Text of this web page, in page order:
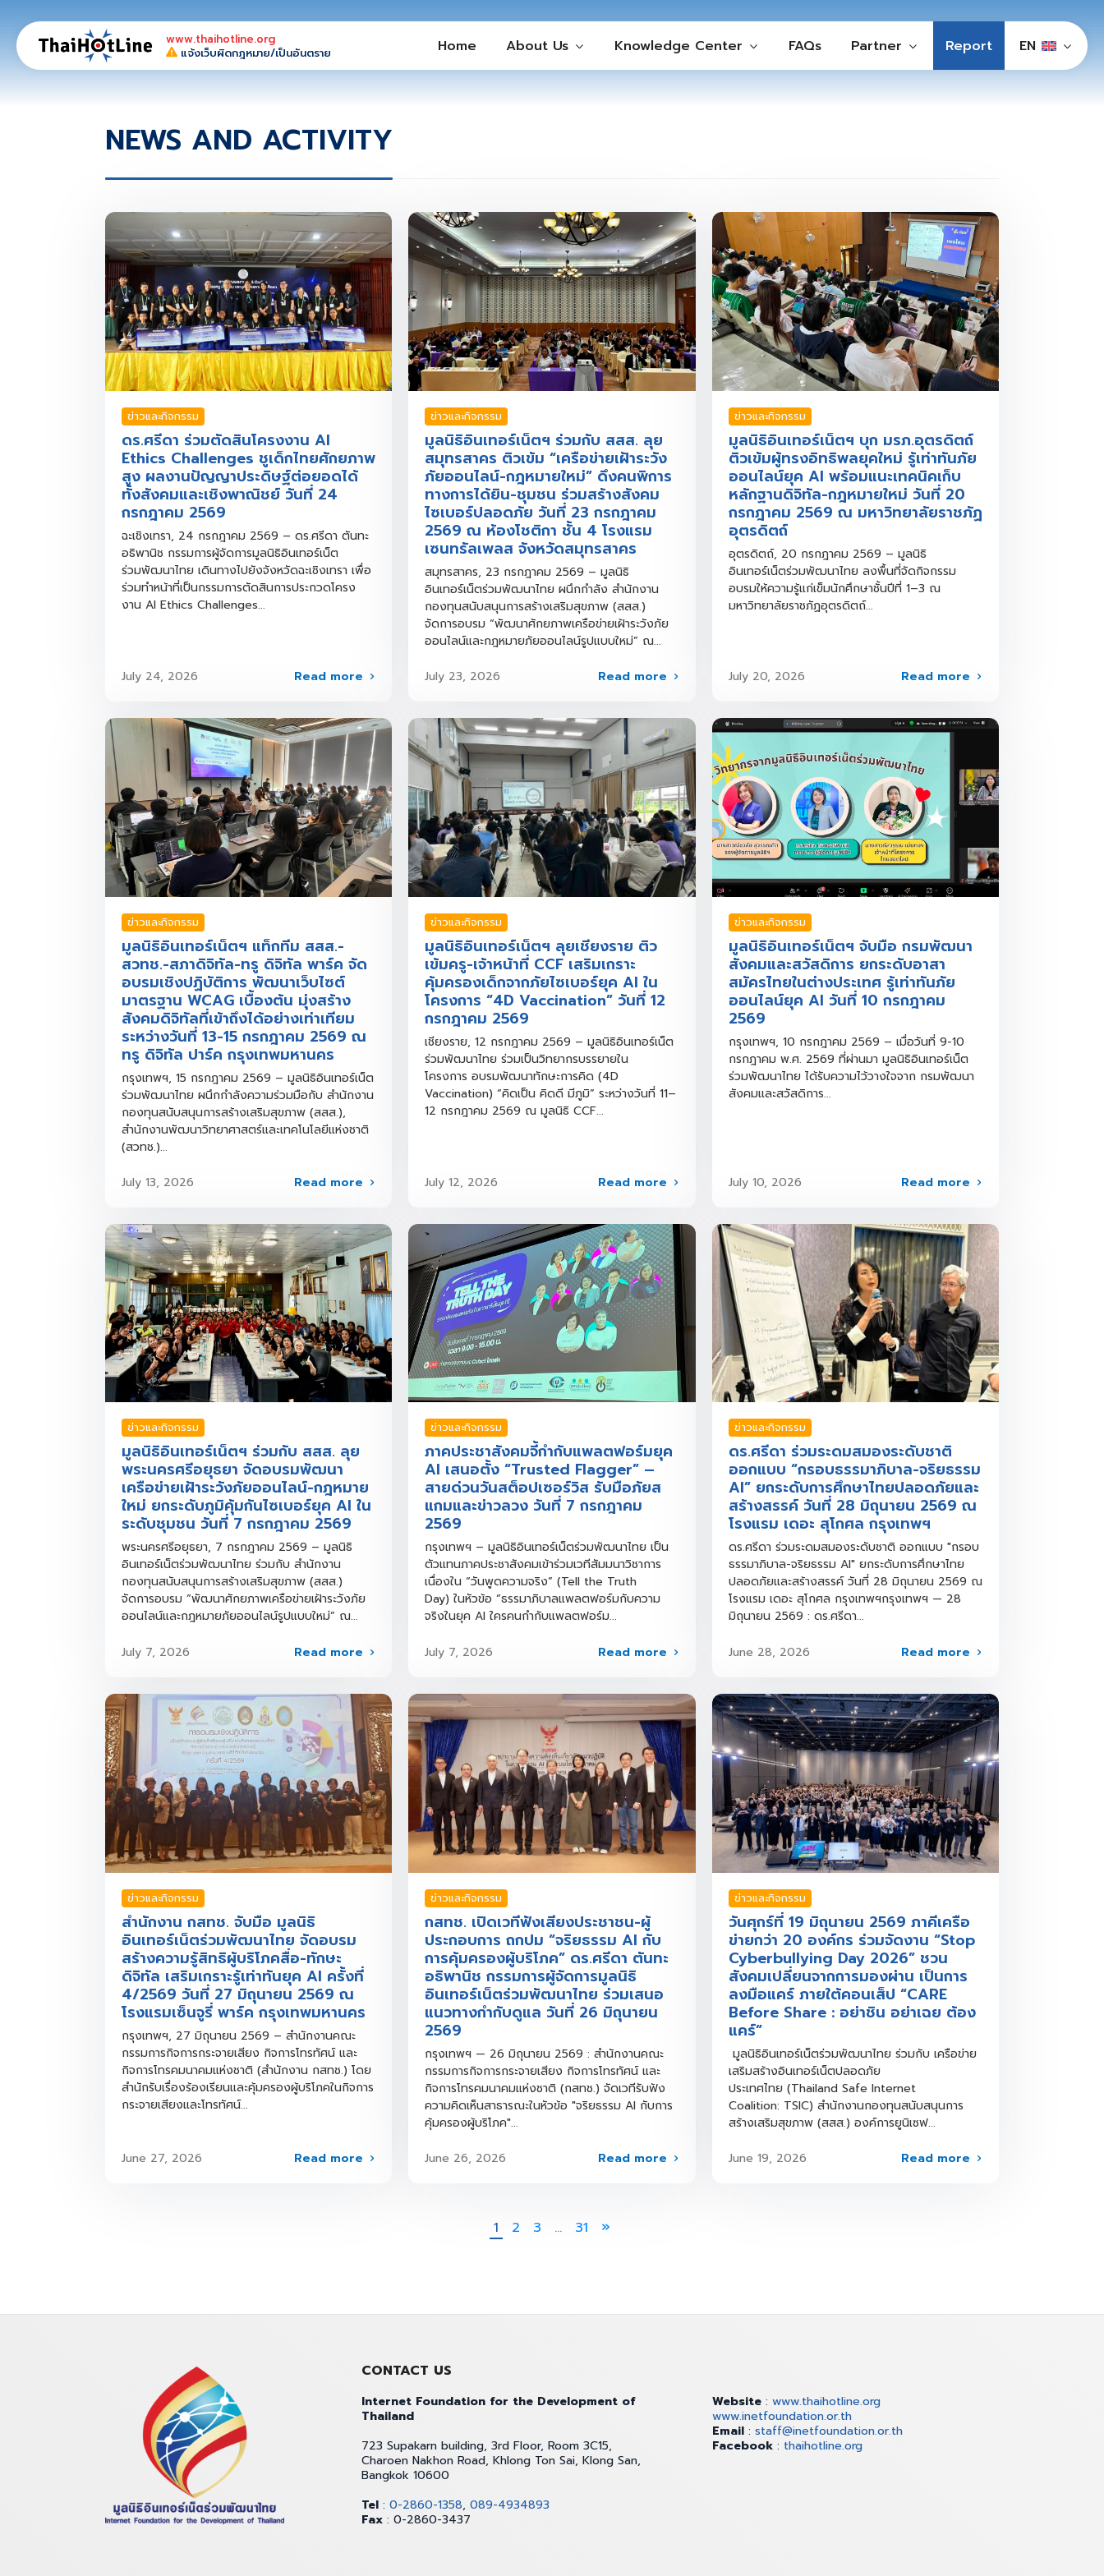
www.thaihotline.org
แจ้งเว็บผิดกฎหมาย/เป็นอันตราย
Home About Us Knowledge Center FAQs Partner Report
NEWS AND ACTIVITY
ข่าวและกิจกรรม
ดร.ศรีดา ร่วมตัดสินโครงงาน AI
Ethics Challenges ชูเด็กไทยศักยภาพ
สูง ผลงานปัญญาประดิษฐ์ต่อยอดได้
ทั้งสังคมและเชิงพาณิชย์ วันที่ 24
กรกฎาคม 2569
ฉะเชิงเทรา, 24 กรกฎาคม 2569 – ดร.ศรีดา ตันทะ
อธิพานิช กรรมการผู้จัดการมูลนิธิอินเทอร์เน็ต
ร่วมพัฒนาไทย เดินทางไปยังจังหวัดฉะเชิงเทรา เพื่อ
ร่วมทำหน้าที่เป็นกรรมการตัดสินการประกวดโครง
งาน AI Ethics Challenges...
July 24, 2026 Read more
ข่าวและกิจกรรม
มูลนิธิอินเทอร์เน็ตฯ ร่วมกับ สสส. ลุย
สมุทรสาคร ติวเข้ม “เครือข่ายเฝ้าระวัง
ภัยออนไลน์-กฎหมายใหม่” ดึงคนพิการ
ทางการได้ยิน-ชุมชน ร่วมสร้างสังคม
ไซเบอร์ปลอดภัย วันที่ 23 กรกฎาคม
2569 ณ ห้องโชติกา ชั้น 4 โรงแรม
เซนทรัลเพลส จังหวัดสมุทรสาคร
สมุทรสาคร, 23 กรกฎาคม 2569 – มูลนิธิ
อินเทอร์เน็ตร่วมพัฒนาไทย ผนึกกำลัง สำนักงาน
กองทุนสนับสนุนการสร้างเสริมสุขภาพ (สสส.)
จัดการอบรม “พัฒนาศักยภาพเครือข่ายเฝ้าระวังภัย
ออนไลน์และกฎหมายภัยออนไลน์รูปแบบใหม่” ณ...
July 23, 2026 Read more
ข่าวและกิจกรรม
มูลนิธิอินเทอร์เน็ตฯ บุก มรภ.อุตรดิตถ์
ติวเข้มผู้ทรงอิทธิพลยุคใหม่ รู้เท่าทันภัย
ออนไลน์ยุค AI พร้อมแนะเทคนิคเก็บ
หลักฐานดิจิทัล-กฎหมายใหม่ วันที่ 20
กรกฎาคม 2569 ณ มหาวิทยาลัยราชภัฏ
อุตรดิตถ์
อุตรดิตถ์, 20 กรกฎาคม 2569 – มูลนิธิ
อินเทอร์เน็ตร่วมพัฒนาไทย ลงพื้นที่จัดกิจกรรม
อบรมให้ความรู้แก่เข็มนักศึกษาชั้นปีที่ 1–3 ณ
มหาวิทยาลัยราชภัฏอุตรดิตถ์...
July 20, 2026 Read more
ข่าวและกิจกรรม
มูลนิธิอินเทอร์เน็ตฯ แท็กทีม สสส.-
สวทช.-สภาดิจิทัล-ทรู ดิจิทัล พาร์ค จัด
อบรมเชิงปฏิบัติการ พัฒนาเว็บไซต์
มาตรฐาน WCAG เบื้องต้น มุ่งสร้าง
สังคมดิจิทัลที่เข้าถึงได้อย่างเท่าเทียม
ระหว่างวันที่ 13-15 กรกฎาคม 2569 ณ
ทรู ดิจิทัล ปาร์ค กรุงเทพมหานคร
กรุงเทพฯ, 15 กรกฎาคม 2569 – มูลนิธิอินเทอร์เน็ต
ร่วมพัฒนาไทย ผนึกกำลังความร่วมมือกับ สำนักงาน
กองทุนสนับสนุนการสร้างเสริมสุขภาพ (สสส.),
สำนักงานพัฒนาวิทยาศาสตร์และเทคโนโลยีแห่งชาติ
(สวทช.)...
July 13, 2026 Read more
ข่าวและกิจกรรม
มูลนิธิอินเทอร์เน็ตฯ ลุยเชียงราย ติว
เข้มครู-เจ้าหน้าที่ CCF เสริมเกราะ
คุ้มครองเด็กจากภัยไซเบอร์ยุค AI ใน
โครงการ “4D Vaccination” วันที่ 12
กรกฎาคม 2569
เชียงราย, 12 กรกฎาคม 2569 – มูลนิธิอินเทอร์เน็ต
ร่วมพัฒนาไทย ร่วมเป็นวิทยากรบรรยายใน
โครงการ อบรมพัฒนาทักษะการคิด (4D
Vaccination) “คิดเป็น คิดดี มีภูมิ” ระหว่างวันที่ 11–
12 กรกฎาคม 2569 ณ มูลนิธิ CCF...
July 12, 2026 Read more
ข่าวและกิจกรรม
มูลนิธิอินเทอร์เน็ตฯ จับมือ กรมพัฒนา
สังคมและสวัสดิการ ยกระดับอาสา
สมัครไทยในต่างประเทศ รู้เท่าทันภัย
ออนไลน์ยุค AI วันที่ 10 กรกฎาคม
2569
กรุงเทพฯ, 10 กรกฎาคม 2569 – เมื่อวันที่ 9-10
กรกฎาคม พ.ศ. 2569 ที่ผ่านมา มูลนิธิอินเทอร์เน็ต
ร่วมพัฒนาไทย ได้รับความไว้วางใจจาก กรมพัฒนา
สังคมและสวัสดิการ...
July 10, 2026 Read more
ข่าวและกิจกรรม
มูลนิธิอินเทอร์เน็ตฯ ร่วมกับ สสส. ลุย
พระนครศรีอยุธยา จัดอบรมพัฒนา
เครือข่ายเฝ้าระวังภัยออนไลน์-กฎหมาย
ใหม่ ยกระดับภูมิคุ้มกันไซเบอร์ยุค AI ใน
ระดับชุมชน วันที่ 7 กรกฎาคม 2569
พระนครศรีอยุธยา, 7 กรกฎาคม 2569 – มูลนิธิ
อินเทอร์เน็ตร่วมพัฒนาไทย ร่วมกับ สำนักงาน
กองทุนสนับสนุนการสร้างเสริมสุขภาพ (สสส.)
จัดการอบรม “พัฒนาศักยภาพเครือข่ายเฝ้าระวังภัย
ออนไลน์และกฎหมายภัยออนไลน์รูปแบบใหม่” ณ...
July 7, 2026 Read more
ข่าวและกิจกรรม
ภาคประชาสังคมจี้กำกับแพลตฟอร์มยุค
AI เสนอตั้ง “Trusted Flagger” –
สายด่วนวันสต็อปเซอร์วิส รับมือภัยส
แกมและข่าวลวง วันที่ 7 กรกฎาคม
2569
กรุงเทพฯ – มูลนิธิอินเทอร์เน็ตร่วมพัฒนาไทย เป็น
ตัวแทนภาคประชาสังคมเข้าร่วมเวทีสัมมนาวิชาการ
เนื่องใน “วันพูดความจริง” (Tell the Truth
Day) ในหัวข้อ “ธรรมาภิบาลแพลตฟอร์มกับความ
จริงในยุค AI ใครคนกำกับแพลตฟอร์ม...
July 7, 2026 Read more
ข่าวและกิจกรรม
ดร.ศรีดา ร่วมระดมสมองระดับชาติ
ออกแบบ “กรอบธรรมาภิบาล-จริยธรรม
AI” ยกระดับการศึกษาไทยปลอดภัยและ
สร้างสรรค์ วันที่ 28 มิถุนายน 2569 ณ
โรงแรม เดอะ สุโกศล กรุงเทพฯ
ดร.ศรีดา ร่วมระดมสมองระดับชาติ ออกแบบ "กรอบ
ธรรมาภิบาล-จริยธรรม AI" ยกระดับการศึกษาไทย
ปลอดภัยและสร้างสรรค์ วันที่ 28 มิถุนายน 2569 ณ
โรงแรม เดอะ สุโกศล กรุงเทพฯกรุงเทพฯ — 28
มิถุนายน 2569 : ดร.ศรีดา...
June 28, 2026 Read more
ข่าวและกิจกรรม
สำนักงาน กสทช. จับมือ มูลนิธิ
อินเทอร์เน็ตร่วมพัฒนาไทย จัดอบรม
สร้างความรู้สิทธิผู้บริโภคสื่อ-ทักษะ
ดิจิทัล เสริมเกราะรู้เท่าทันยุค AI ครั้งที่
4/2569 วันที่ 27 มิถุนายน 2569 ณ
โรงแรมเซ็นจูรี่ พาร์ค กรุงเทพมหานคร
กรุงเทพฯ, 27 มิถุนายน 2569 – สำนักงานคณะ
กรรมการกิจการกระจายเสียง กิจการโทรทัศน์ และ
กิจการโทรคมนาคมแห่งชาติ (สำนักงาน กสทช.) โดย
สำนักรับเรื่องร้องเรียนและคุ้มครองผู้บริโภคในกิจการ
กระจายเสียงและโทรทัศน์...
June 27, 2026 Read more
ข่าวและกิจกรรม
กสทช. เปิดเวทีฟังเสียงประชาชน-ผู้
ประกอบการ ถกปม “จริยธรรม AI กับ
การคุ้มครองผู้บริโภค” ดร.ศรีดา ตันทะ
อธิพานิช กรรมการผู้จัดการมูลนิธิ
อินเทอร์เน็ตร่วมพัฒนาไทย ร่วมเสนอ
แนวทางกำกับดูแล วันที่ 26 มิถุนายน
2569
กรุงเทพฯ — 26 มิถุนายน 2569 : สำนักงานคณะ
กรรมการกิจการกระจายเสียง กิจการโทรทัศน์ และ
กิจการโทรคมนาคมแห่งชาติ (กสทช.) จัดเวทีรับฟัง
ความคิดเห็นสาธารณะในหัวข้อ "จริยธรรม AI กับการ
คุ้มครองผู้บริโภค"...
June 26, 2026 Read more
ข่าวและกิจกรรม
วันศุกร์ที่ 19 มิถุนายน 2569 ภาคีเครือ
ข่ายกว่า 20 องค์กร ร่วมจัดงาน “Stop
Cyberbullying Day 2026” ชวน
สังคมเปลี่ยนจากการมองผ่าน เป็นการ
ลงมือแคร์ ภายใต้คอนเส็ป “CARE
Before Share : อย่าชิน อย่าเฉย ต้อง
แคร์”
มูลนิธิอินเทอร์เน็ตร่วมพัฒนาไทย ร่วมกับ เครือข่าย
เสริมสร้างอินเทอร์เน็ตปลอดภัย
ประเทศไทย (Thailand Safe Internet
Coalition: TSIC) สำนักงานกองทุนสนับสนุนการ
สร้างเสริมสุขภาพ (สสส.) องค์การยูนิเซฟ...
June 19, 2026 Read more
1 2 3 … 31
CONTACT US
Internet Foundation for the Development of
Thailand
723 Supakarn building, 3rd Floor, Room 3C15,
Charoen Nakhon Road, Khlong Ton Sai, Klong San,
Bangkok 10600
Tel : 0-2860-1358, 089-4934893
Fax : 0-2860-3437
Website: www.thaihotline.org
www.inetfoundation.or.th
Email: staff@inetfoundation.or.th
Facebook: thaihotline.org